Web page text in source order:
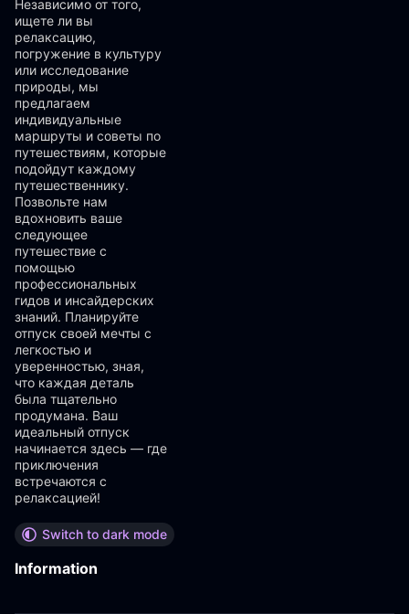
Независимо от того,
ищете ли вы
релаксацию,
погружение в культуру
или исследование
природы, мы
предлагаем
индивидуальные
маршруты и советы по
путешествиям, которые
подойдут каждому
путешественнику.
Позвольте нам
вдохновить ваше
следующее
путешествие с
помощью
профессиональных
гидов и инсайдерских
знаний. Планируйте
отпуск своей мечты с
легкостью и
уверенностью, зная,
что каждая деталь
была тщательно
продумана. Ваш
идеальный отпуск
начинается здесь — где
приключения
встречаются с
релаксацией!
Switch to dark mode
Information